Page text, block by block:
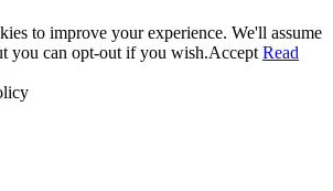
to improve your experience. We'll assume
you can opt-out if you wish.Accept Read